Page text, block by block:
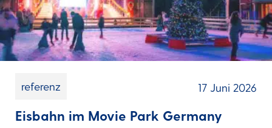
statement/.
referenz 17 Juni 2026
Eisbahn im Movie Park Germany